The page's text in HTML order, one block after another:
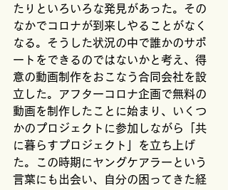
たりといろいろな発見があった。その
なかでコロナが到来しやることがなく
なる。そうした状況の中で誰かのサポ
ートをできるのではないかと考え、得
意の動画制作をおこなう合同会社を設
立した。アフターコロナ企画で無料の
動画を制作したことに始まり、いくつ
かのプロジェクトに参加しながら「共
に暮らすプロジェクト」を立ち上げ
た。この時期にヤングケアラーという
言葉にも出会い、自分の困ってきた経